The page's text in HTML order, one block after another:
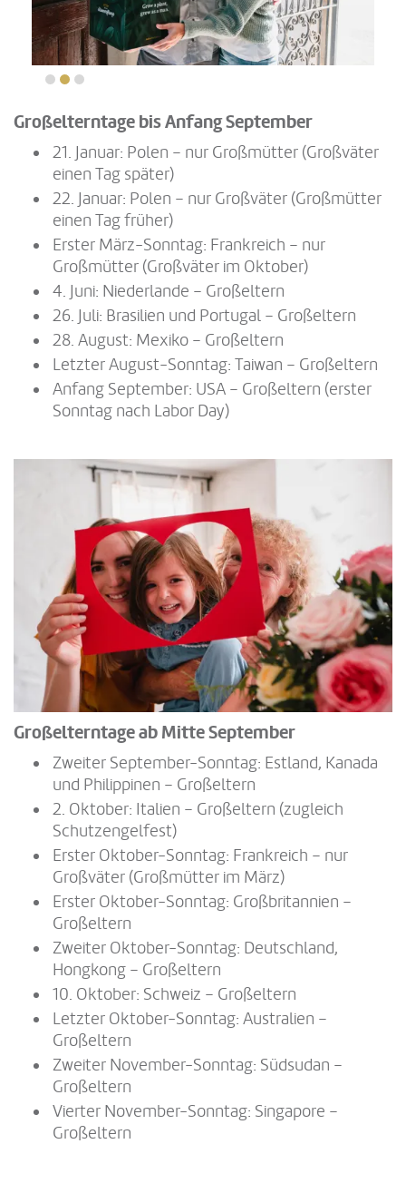
Großelterntage bis Anfang September
21. Januar: Polen – nur Großmütter (Großväter
einen Tag später)
22. Januar: Polen – nur Großväter (Großmütter
einen Tag früher)
Erster März-Sonntag: Frankreich – nur
Großmütter (Großväter im Oktober)
4. Juni: Niederlande – Großeltern
26. Juli: Brasilien und Portugal – Großeltern
28. August: Mexiko – Großeltern
Letzter August-Sonntag: Taiwan – Großeltern
Anfang September: USA – Großeltern (erster
Sonntag nach Labor Day)
Großelterntage ab Mitte September
Zweiter September-Sonntag: Estland, Kanada
und Philippinen – Großeltern
2. Oktober: Italien – Großeltern (zugleich
Schutzengelfest)
Erster Oktober-Sonntag: Frankreich – nur
Großväter (Großmütter im März)
Erster Oktober-Sonntag: Großbritannien –
Großeltern
Zweiter Oktober-Sonntag: Deutschland,
Hongkong – Großeltern
10. Oktober: Schweiz – Großeltern
Letzter Oktober-Sonntag: Australien –
Großeltern
Zweiter November-Sonntag: Südsudan –
Großeltern
Vierter November-Sonntag: Singapore –
Großeltern